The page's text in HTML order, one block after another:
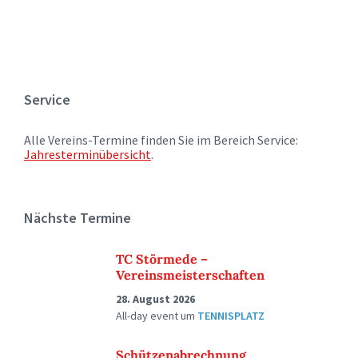
Service
Alle Vereins-Termine finden Sie im Bereich Service:
Jahresterminübersicht.
Nächste Termine
TC Störmede –
Vereinsmeisterschaften
28. August 2026
All-day eventum TENNISPLATZ
Schützenabrechnung